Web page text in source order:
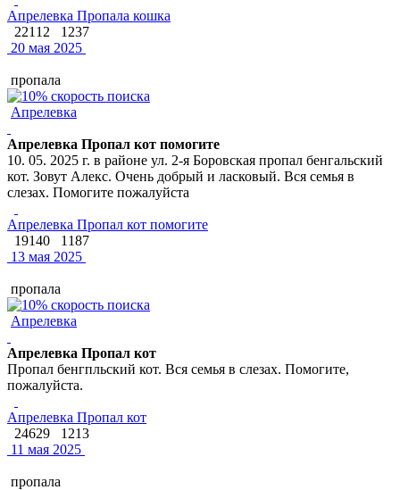
Апрелевка Пропала кошка
22112
1237
20 мая 2025
пропала
Апрелевка
Апрелевка Пропал кот помогите
10. 05. 2025 г. в районе ул. 2-я Боровская пропал бенгальский
кот. Зовут Алекс. Очень добрый и ласковый. Вся семья в
слезах. Помогите пожалуйста
Апрелевка Пропал кот помогите
19140
1187
13 мая 2025
пропала
Апрелевка
Апрелевка Пропал кот
Пропал бенгпльский кот. Вся семья в слезах. Помогите,
пожалуйста.
Апрелевка Пропал кот
24629
1213
11 мая 2025
пропала